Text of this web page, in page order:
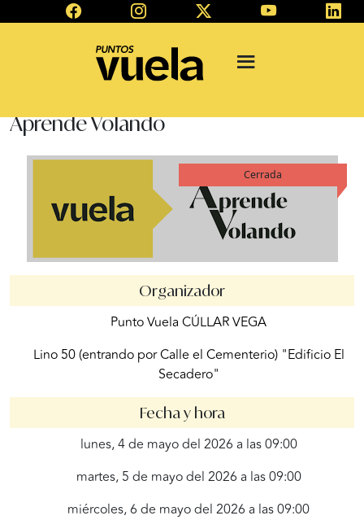
Aprende Volando
Cerrada
Organizador
Punto Vuela CÚLLAR VEGA
Lino 50 (entrando por Calle el Cementerio) "Edificio El
Secadero"
Fecha y hora
lunes, 4 de mayo del 2026 a las 09:00
martes, 5 de mayo del 2026 a las 09:00
miércoles, 6 de mayo del 2026 a las 09:00